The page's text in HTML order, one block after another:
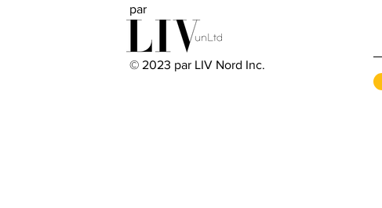
par
© 2023 par LIV Nord Inc.